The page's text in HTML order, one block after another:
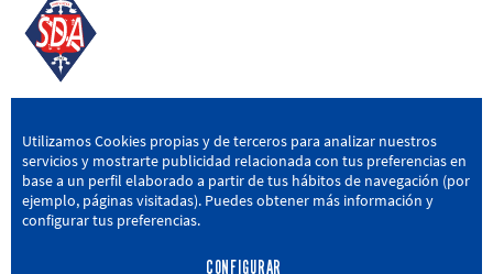
SD AMOREBIETA
San Miguel Kalea, 16, 48340 Amorebieta, Bizkaia
946 604 751 | sda@sdamorebieta.eus
Utilizamos Cookies propias y de terceros para analizar nuestros
servicios y mostrarte publicidad relacionada con tus preferencias en
base a un perfil elaborado a partir de tus hábitos de navegación (por
ejemplo, páginas visitadas). Puedes obtener más información y
configurar tus preferencias.
CONFIGURAR